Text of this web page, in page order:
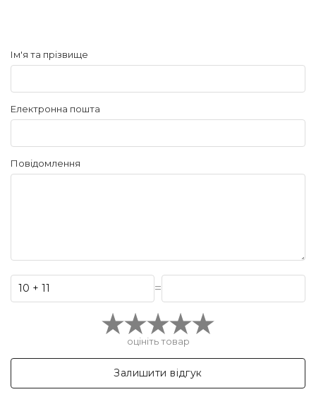
Ім'я та прізвище
Електронна пошта
Повідомлення
=
оцініть товар
Залишити відгук